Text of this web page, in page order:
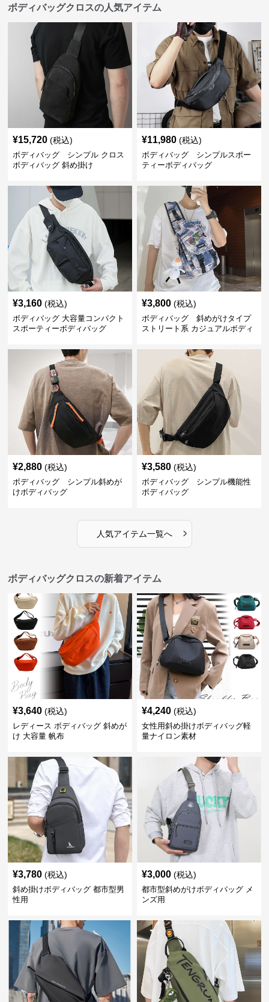
ボディバッグクロスの人気アイテム
¥15,720 (税込)
ボディバッグ シンプル クロス
ボディバッグ 斜め掛け
¥11,980 (税込)
ボディバッグ シンプルスポー
ティーボディバッグ
¥3,160 (税込)
ボディバッグ 大容量コンパクト
スポーティーボディバッグ
¥3,800 (税込)
ボディバッグ 斜めがけタイプ
ストリート系 カジュアルボディ
¥2,880 (税込)
ボディバッグ シンプル斜めが
けボディバッグ
¥3,580 (税込)
ボディバッグ シンプル機能性
ボディバッグ
人気アイテム一覧へ ›
ボディバッグクロスの新着アイテム
¥3,640 (税込)
レディース ボディバッグ 斜めが
け 大容量 帆布
¥4,240 (税込)
女性用斜め掛けボディバッグ軽
量ナイロン素材
¥3,780 (税込)
斜め掛けボディバッグ 都市型男
性用
¥3,000 (税込)
都市型斜めがけボディバッグ メ
ンズ用